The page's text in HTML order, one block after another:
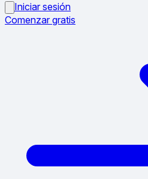
Iniciar sesión
Comenzar gratis